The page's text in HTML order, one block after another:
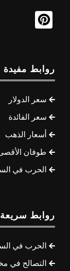
روابط مفيدة
سعر الدولار
سعر الفائدة
أسعار الذهب
طوفان
الحرب في
روابط سريعة
الحرب في
التصالح في